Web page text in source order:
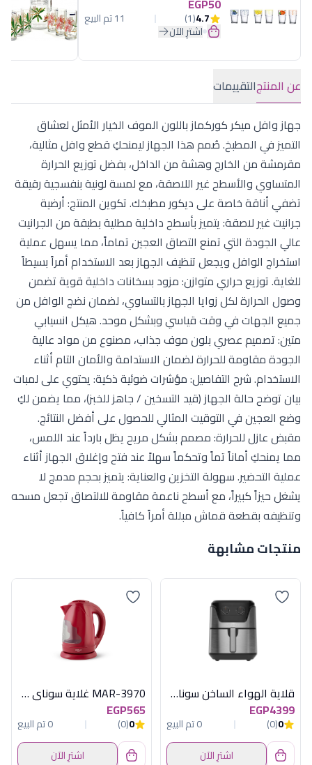
EGP50
4.7
(1) 11 تم البيع
اشترِ الآن
عن المنتجالتقييمات
جهاز وافل ميكر كوركماز باللون الموف الخيار الأمثل لعشاق
التميز في المطبخ. صُمم هذا الجهاز ليمنحكِ قطع وافل مثالية،
مقرمشة من الخارج وهشة من الداخل، بفضل توزيع الحرارة
المتساوي والأسطح غير اللاصقة، مع لمسة لونية بنفسجية رقيقة
تضفي أناقة خاصة على ديكور مطبخك. تكوين المنتج: أرضية
جرانيت غير لاصقة: يتميز بأسطح داخلية مطلية بطبقة من الجرانيت
عالي الجودة التي تمنع التصاق العجين تماماً، مما يسهل عملية
استخراج الوافل ويجعل تنظيف الجهاز بعد الاستخدام أمراً بسيطاً
للغاية. توزيع حراري متوازن: مزود بسخانات داخلية قوية تضمن
وصول الحرارة لكل زوايا الجهاز بالتساوي، لضمان نضج الوافل من
جميع الجهات في وقت قياسي وبشكل موحد. هيكل انسيابي
متين: تصميم عصري بلون موف جذاب، مصنوع من مواد عالية
الجودة مقاومة للحرارة لضمان الاستدامة والأمان التام أثناء
الاستخدام. شرح التفاصيل: مؤشرات ضوئية ذكية: يحتوي على لمبات
بيان توضح حالة الجهاز (قيد التسخين / جاهز للخبز)، مما يضمن لكِ
وضع العجين في التوقيت المثالي للحصول على أفضل النتائج.
مقبض عازل للحرارة: مصمم بشكل مريح يظل بارداً عند اللمس،
مما يمنحكِ أماناً تماً وتحكماً سهلاً عند فتح وإغلاق الجهاز أثناء
عملية التحضير. سهولة التخزين والعناية: يتميز بحجم مدمج لا
يشغل حيزاً كبيراً، مع أسطح ناعمة مقاومة للالتصاق تجعل مسحه
وتنظيفه بقطعة قماش مبللة أمراً كافياً.
منتجات مشابهة
قلاية الهواء الساخن سوناي – كوك ماستر برو – 2000 وات، 7 لتر – مؤقت يصل الي 60 دقيقة -سلفير – MAR-710
EGP4399
0
(0)
0 تم البيع
اشترِ الآن
MAR-3970 غلاية سوناى ويفى1.7بلاستيك احمر
EGP565
0
(0)
0 تم البيع
اشترِ الآن